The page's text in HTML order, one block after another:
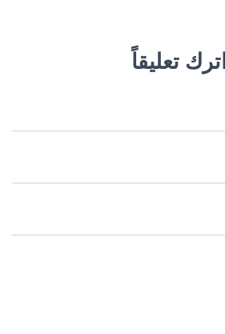
اترك تعليقاً